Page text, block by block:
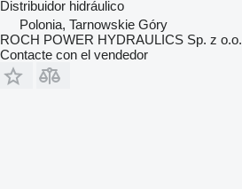
Distribuidor hidráulico
Polonia, Tarnowskie Góry
ROCH POWER HYDRAULICS Sp. z o.o.
Contacte con el vendedor